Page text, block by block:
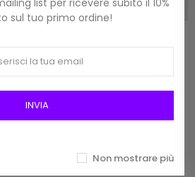
Filato Mistolana Madesimo 3
sul tuo primo ordine!
INVIA
Non mostrare più